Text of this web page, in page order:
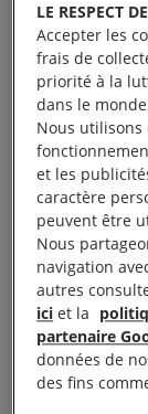
Le groupe de
apporte son
«
12 MAI à 20
réalisateur,
et en présence
LE RESPECT
Accepter les
frais de
priorité à la
dans le
Nous utilisons
et les
caractère
peuvent être
Nous
navigation
autres
ici et la
partenaire
données de
des fins